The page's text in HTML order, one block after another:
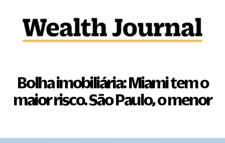
Bolha imobiliária: Miami tem o
maior risco. São Paulo, o menor